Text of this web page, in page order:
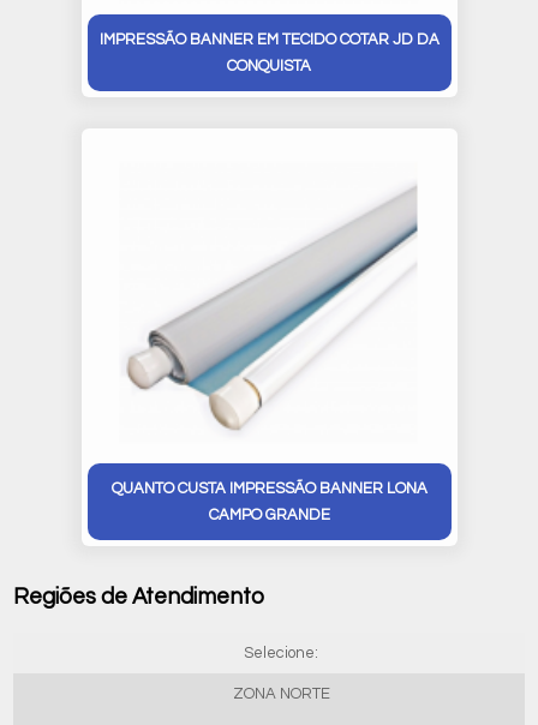
IMPRESSÃO BANNER EM TECIDO COTAR JD DA
CONQUISTA
QUANTO CUSTA IMPRESSÃO BANNER LONA
CAMPO GRANDE
Regiões de Atendimento
Selecione:
ZONA NORTE